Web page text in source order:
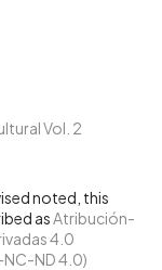
Vol. 2
noted, this
asAtribución-
4.0
NC-ND 4.0)